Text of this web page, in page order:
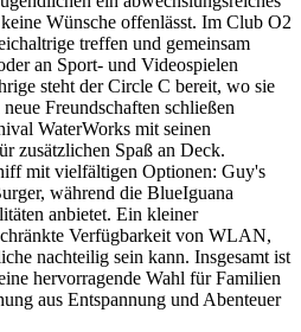
Wünsche offenlässt. Im Club O2
treffen und gemeinsam
an Sport- und Videospielen
steht der Circle C bereit, wo sie
Freundschaften schließen
WaterWorks mit seinen
zusätzlichen Spaß an Deck.
mit vielfältigen Optionen: Guy's
während die BlueIguana
anbietet. Ein kleiner
Verfügbarkeit von WLAN,
nachteilig sein kann. Insgesamt ist
hervorragende Wahl für Familien
aus Entspannung und Abenteuer